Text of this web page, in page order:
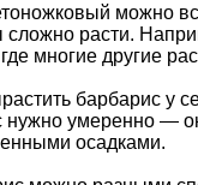
можно
расти.
многие другие
барбарис у
нужно умеренно —
осадками.